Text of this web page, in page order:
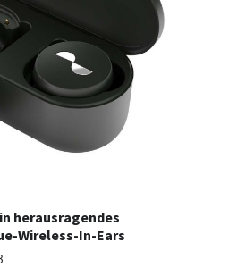
herausragendes
Wireless-In-Ears